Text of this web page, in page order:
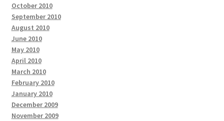
October 2010
September 2010
August 2010
June 2010
May 2010
April 2010
March 2010
February 2010
January 2010
December 2009
November 2009